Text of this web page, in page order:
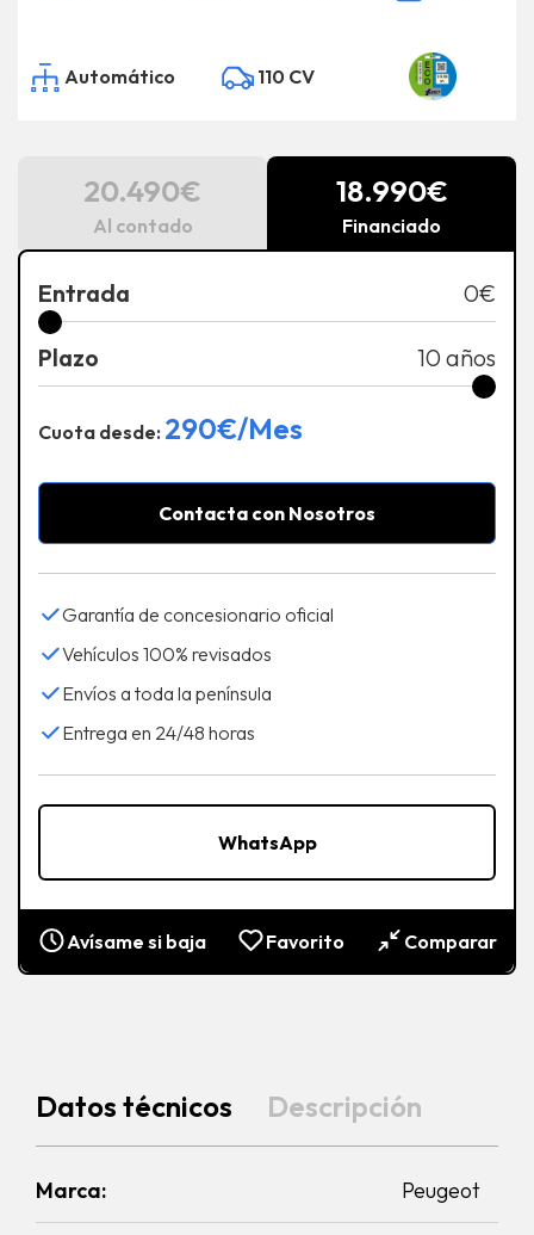
Automático 110 CV
20.490€
Al contado
18.990€
Financiado
Entrada 0€
Plazo 10 años
Cuota desde: 290€/Mes
Contacta con Nosotros
Garantía de concesionario oficial
Vehículos 100% revisados
Envíos a toda la península
Entrega en 24/48 horas
WhatsApp
Avísame si baja Favorito Comparar
Datos técnicos Descripción
Marca: Peugeot